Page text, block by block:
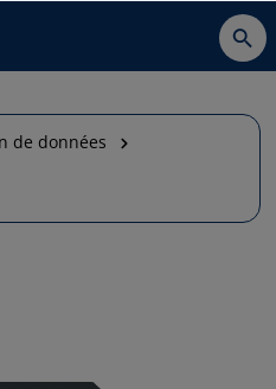
de données